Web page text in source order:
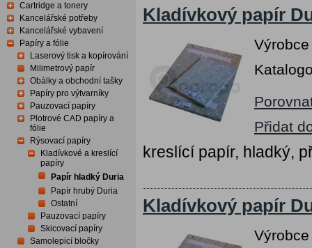
Cartridge a tonery
Kancelářské potřeby
Kancelářské vybavení
Papíry a fólie
Laserový tisk a kopírování
Milimetrový papír
Obálky a obchodní tašky
Papíry pro výtvarníky
Pauzovací papíry
Plotrové CAD papíry a
fólie
Rýsovací papíry
Kladívkové a kreslící
papíry
Papír hladký Duria
Papír hrubý Duria
Ostatní
Pauzovací papíry
Skicovací papíry
Samolepicí bločky
Kladívkový papír
Přidat
kreslící papír, hladký,
Kladívkový papír